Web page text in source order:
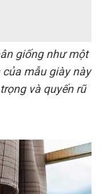
giống như một
mẫu giày này
và quyến rũ